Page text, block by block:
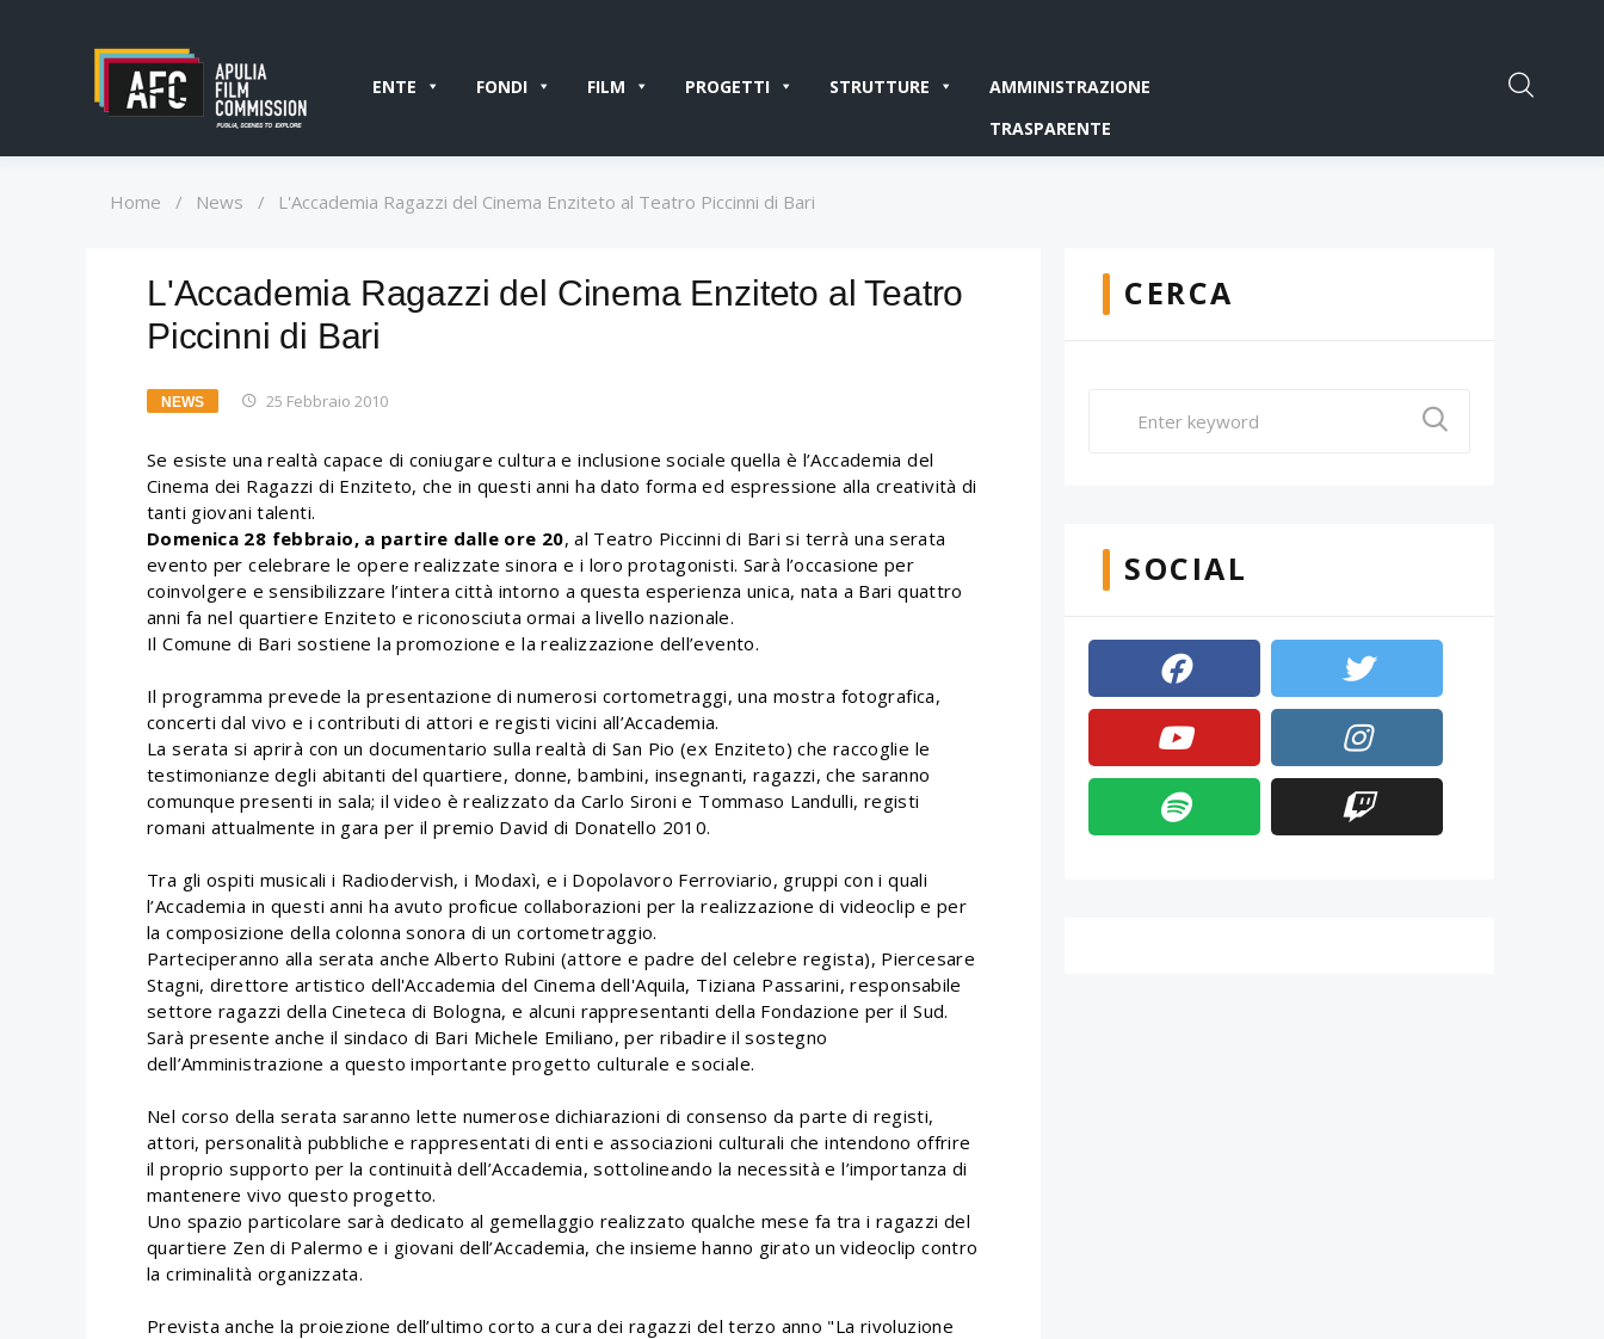
ENTE FONDI FILM PROGETTI STRUTTURE
AMMINISTRAZIONE
TRASPARENTE
Home / News / L'Accademia Ragazzi del Cinema Enziteto al Teatro Piccinni di Bari
L'Accademia Ragazzi del Cinema Enziteto al Teatro
Piccinni di Bari
NEWS 25 Febbraio 2010
Se esiste una realtà capace di coniugare cultura e inclusione sociale quella è l’Accademia del
Cinema dei Ragazzi di Enziteto, che in questi anni ha dato forma ed espressione alla creatività di
tanti giovani talenti.
Domenica 28 febbraio, a partire dalle ore 20, al Teatro Piccinni di Bari si terrà una serata
evento per celebrare le opere realizzate sinora e i loro protagonisti. Sarà l’occasione per
coinvolgere e sensibilizzare l’intera città intorno a questa esperienza unica, nata a Bari quattro
anni fa nel quartiere Enziteto e riconosciuta ormai a livello nazionale.
Il Comune di Bari sostiene la promozione e la realizzazione dell’evento.
Il programma prevede la presentazione di numerosi cortometraggi, una mostra fotografica,
concerti dal vivo e i contributi di attori e registi vicini all’Accademia.
La serata si aprirà con un documentario sulla realtà di San Pio (ex Enziteto) che raccoglie le
testimonianze degli abitanti del quartiere, donne, bambini, insegnanti, ragazzi, che saranno
comunque presenti in sala; il video è realizzato da Carlo Sironi e Tommaso Landulli, registi
romani attualmente in gara per il premio David di Donatello 2010.
Tra gli ospiti musicali i Radiodervish, i Modaxì, e i Dopolavoro Ferroviario, gruppi con i quali
l’Accademia in questi anni ha avuto proficue collaborazioni per la realizzazione di videoclip e per
la composizione della colonna sonora di un cortometraggio.
Parteciperanno alla serata anche Alberto Rubini (attore e padre del celebre regista), Piercesare
Stagni, direttore artistico dell'Accademia del Cinema dell'Aquila, Tiziana Passarini, responsabile
settore ragazzi della Cineteca di Bologna, e alcuni rappresentanti della Fondazione per il Sud.
Sarà presente anche il sindaco di Bari Michele Emiliano, per ribadire il sostegno
dell’Amministrazione a questo importante progetto culturale e sociale.
Nel corso della serata saranno lette numerose dichiarazioni di consenso da parte di registi,
attori, personalità pubbliche e rappresentati di enti e associazioni culturali che intendono offrire
il proprio supporto per la continuità dell’Accademia, sottolineando la necessità e l’importanza di
mantenere vivo questo progetto.
Uno spazio particolare sarà dedicato al gemellaggio realizzato qualche mese fa tra i ragazzi del
quartiere Zen di Palermo e i giovani dell’Accademia, che insieme hanno girato un videoclip contro
la criminalità organizzata.
Prevista anche la proiezione dell’ultimo corto a cura dei ragazzi del terzo anno "La rivoluzione
CERCA
SOCIAL